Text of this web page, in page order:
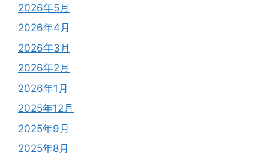
2026年5月
2026年4月
2026年3月
2026年2月
2026年1月
2025年12月
2025年9月
2025年8月